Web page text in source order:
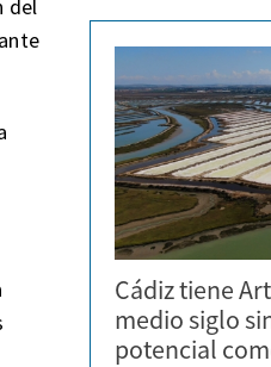
del
Cádiz tiene
medio siglo
potencial